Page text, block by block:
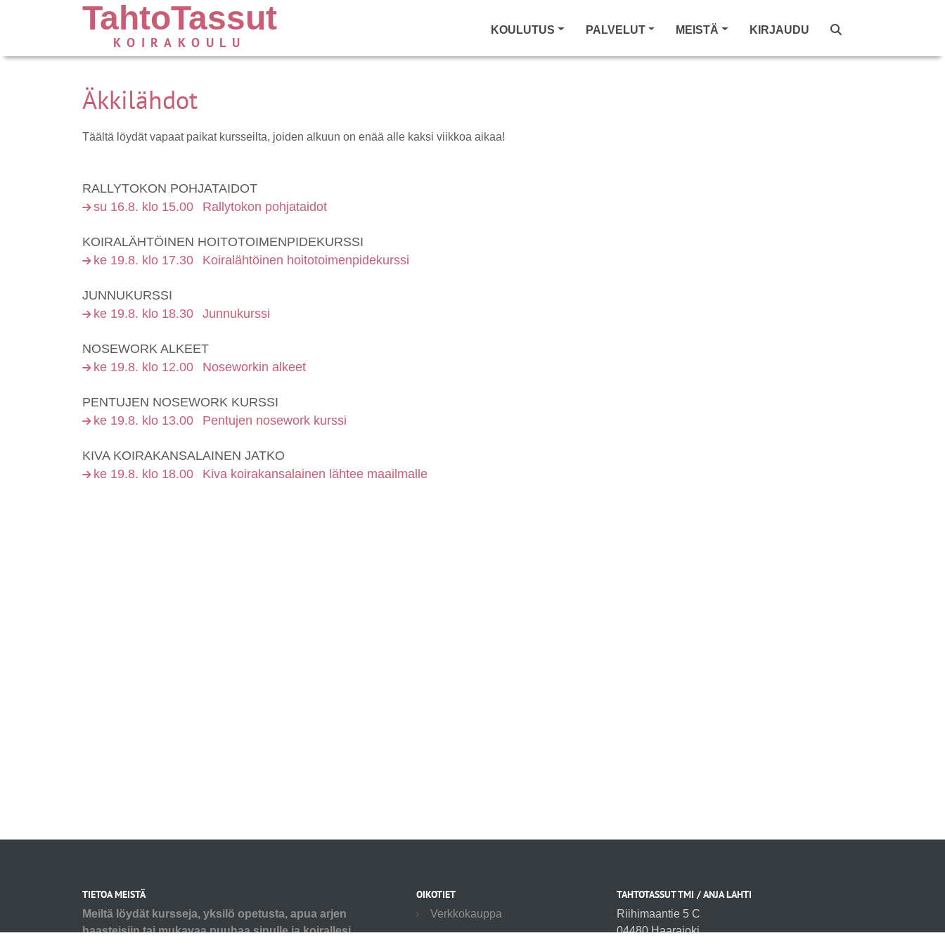
TahtoTassut
KOIRAKOULU
KOULUTUS PALVELUT MEISTÄ KIRJAUDU
Äkkilähdot
Täältä löydät vapaat paikat kursseilta, joiden alkuun on enää alle kaksi viikkoa aikaa!
RALLYTOKON POHJATAIDOT
su 16.8. klo 15.00
Rallytokon pohjataidot
KOIRALÄHTÖINEN HOITOTOIMENPIDEKURSSI
ke 19.8. klo 17.30
Koiralähtöinen hoitotoimenpidekurssi
JUNNUKURSSI
ke 19.8. klo 18.30
Junnukurssi
NOSEWORK ALKEET
ke 19.8. klo 12.00
Noseworkin alkeet
PENTUJEN NOSEWORK KURSSI
ke 19.8. klo 13.00
Pentujen nosework kurssi
KIVA KOIRAKANSALAINEN JATKO
ke 19.8. klo 18.00
Kiva koirakansalainen lähtee maailmalle
TIETOA MEISTÄ
Meiltä löydät kursseja, yksilö opetusta, apua arjen
haasteisiin tai mukavaa puuhaa sinulle ja koirallesi.
OIKOTIET
Verkkokauppa
TAHTOTASSUT TMI / ANJA LAHTI
Riihimaantie 5 C
04480 Haarajoki